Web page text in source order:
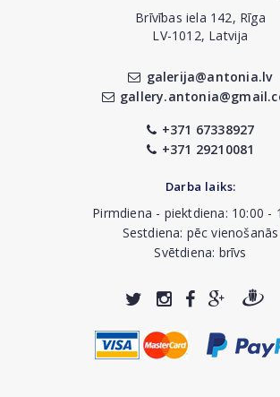
Brīvības iela 142, Rīga
LV-1012, Latvija
galerija@antonia.lv
+371 67338927
+371 29210081
Darba laiks:
Pirmdiena - piektdiena: 10:00 -
Sestdiena: pēc vienošanās
Svētdiena: brīvs